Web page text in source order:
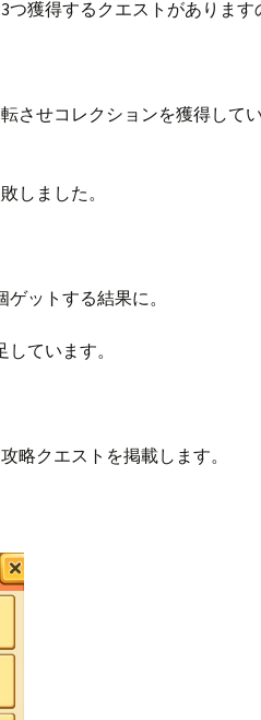
獲得するクエストがあります
させコレクションを獲得して
しました。
ットする結果に。
ています。
略クエストを掲載します。